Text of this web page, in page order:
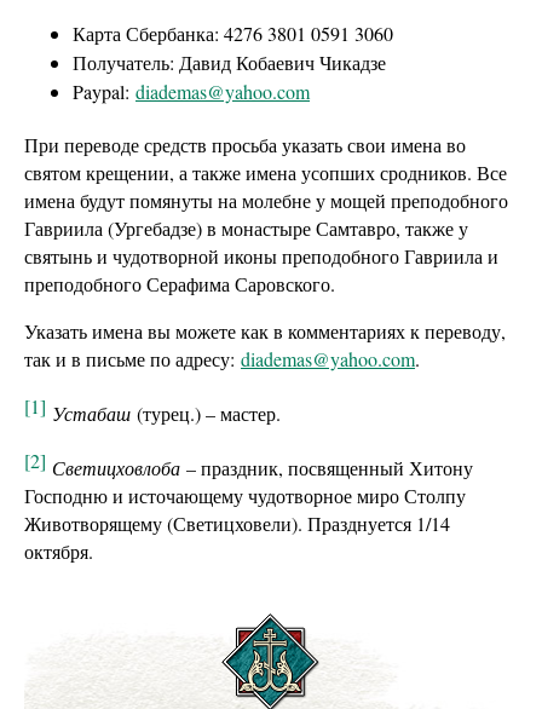
Карта Сбербанка: 4276 3801 0591 3060
Получатель: Давид Кобаевич Чикадзе
Paypal: diademas@yahoo.com
При переводе средств просьба указать свои имена во
святом крещении, а также имена усопших сродников. Все
имена будут помянуты на молебне у мощей преподобного
Гавриила (Ургебадзе) в монастыре Самтавро, также у
святынь и чудотворной иконы преподобного Гавриила и
преподобного Серафима Саровского.
Указать имена вы можете как в комментариях к переводу,
так и в письме по адресу: diademas@yahoo.com.
[1] Устабаш (турец.) – мастер.
[2] Светицховлоба – праздник, посвященный Хитону
Господню и источающему чудотворное миро Столпу
Животворящему (Светицховели). Празднуется 1/14
октября.